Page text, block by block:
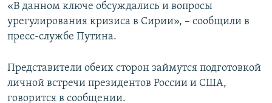
«В данном ключе обсуждались и вопросы
урегулирования кризиса в Сирии», – сообщили в
пресс-службе Путина.
Представители обеих сторон займутся подготовкой
личной встречи президентов России и США,
говорится в сообщении.